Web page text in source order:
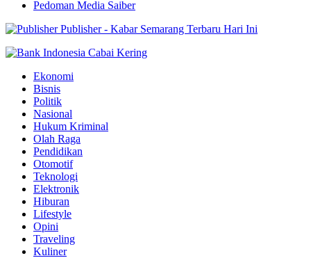
Pedoman Media Saiber
Publisher - Kabar Semarang Terbaru Hari Ini
Ekonomi
Bisnis
Politik
Nasional
Hukum Kriminal
Olah Raga
Pendidikan
Otomotif
Teknologi
Elektronik
Hiburan
Lifestyle
Opini
Traveling
Kuliner